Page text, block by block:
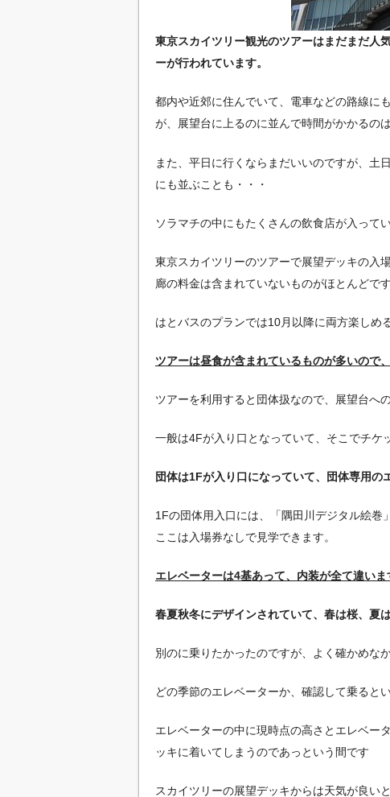
東京スカイツリー観光のツアーはまだまだ人
ーが行われています。
都内や近郊に住んでいて、電車などの路線に
が、展望台に上るのに並んで時間がかかるの
また、平日に行くならまだいいのですが、土
にも並ぶことも・・・
ソラマチの中にもたくさんの飲食店が入って
東京スカイツリーのツアーで展望デッキの入
廊の料金は含まれていないものがほとんどです
はとバスのプランでは10月以降に両方楽しめ
ツアーは昼食が含まれているものが多いので
ツアーを利用すると団体扱なので、展望台へ
一般は4Fが入り口となっていて、そこでチケ
団体は1Fが入り口になっていて、団体専用の
1Fの団体用入口には、「隅田川デジタル絵巻
ここは入場券なしで見学できます。
エレベーターは4基あって、内装が全て違いま
春夏秋冬にデザインされていて、春は桜、夏
別のに乗りたかったのですが、よく確かめな
どの季節のエレベーターか、確認して乗ると
エレベーターの中に現時点の高さとエレベー
ッキに着いてしまうのであっという間です
スカイツリーの展望デッキからは天気が良い